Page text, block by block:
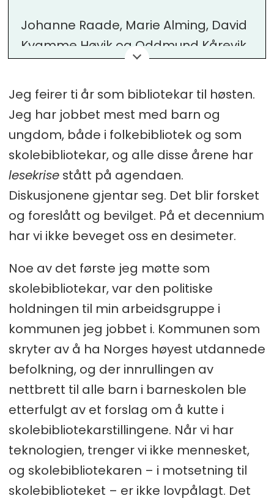
Johanne Raade, Marie Alming, David
Kvamme Høvik og Oddmund Kårevik
sin stad i sektoren.
Denne måneden: Marie Alming
Litteraturvitar og barne- og
ungdomsbibliotekar i folkebibliotek.
Oppteken av barnelitteratur,
lesekultur og biblioteket som
møteplass og arbeidsplass.
Jeg feirer ti år som bibliotekar til høsten.
Jeg har jobbet mest med barn og
ungdom, både i folkebibliotek og som
skolebibliotekar, og alle disse årene har
lesekrisestått på agendaen.
Diskusjonene gjentar seg. Det blir forsket
og foreslått og bevilget. På et decennium
har vi ikke beveget oss en desimeter.
Noe av det første jeg møtte som
skolebibliotekar, var den politiske
holdningen til min arbeidsgruppe i
kommunen jeg jobbet i. Kommunen som
skryter av å ha Norges høyest utdannede
befolkning, og der innrullingen av
nettbrett til alle barn i barneskolen ble
etterfulgt av et forslag om å kutte i
skolebibliotekarstillingene. Når vi har
teknologien, trenger vi ikke mennesket,
og skolebibliotekaren – i motsetning til
skolebiblioteket – er ikke lovpålagt. Det